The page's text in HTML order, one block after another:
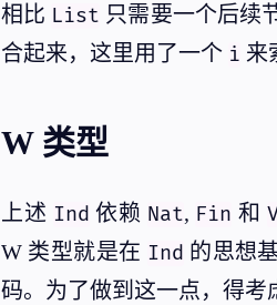
相比 List 只需要一个后续
合起来，这里用了一个 i 来
W 类型
上述 Ind 依赖 Nat, Fin 和
W 类型就是在 Ind 的思想
码。为了做到这一点，得